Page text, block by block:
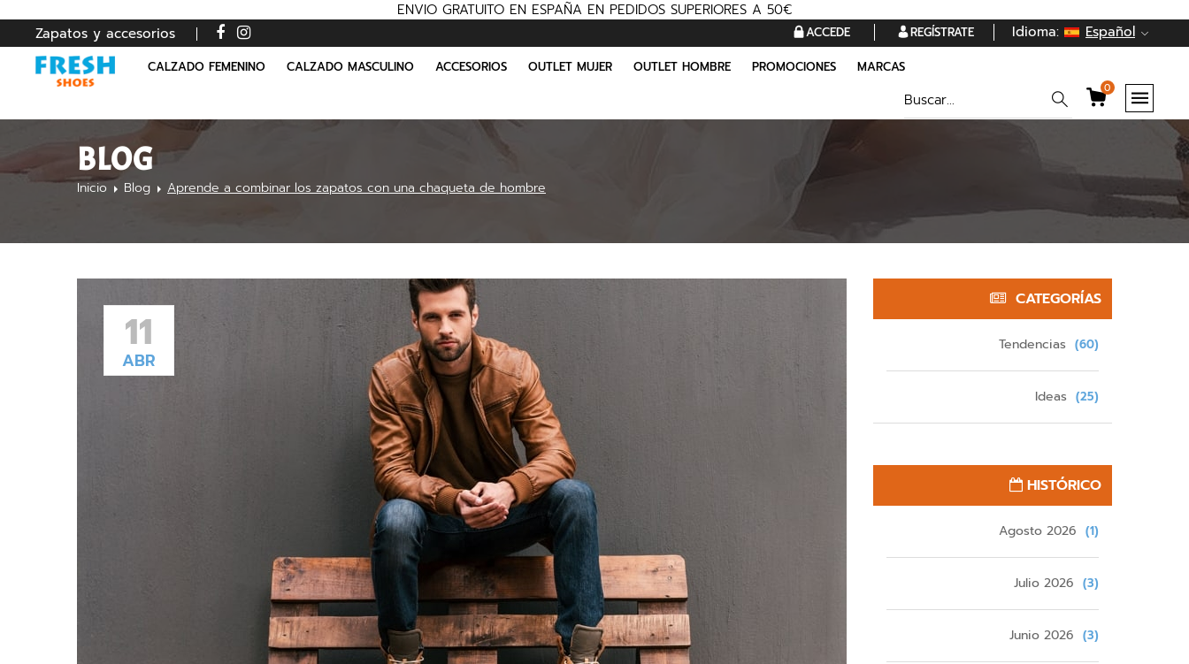
ENVIO GRATUITO EN ESPAÑA EN PEDIDOS SUPERIORES A 50€
Zapatos y accesorios
ACCEDE REGÍSTRATE Idioma: Español
CALZADO FEMENINO CALZADO MASCULINO ACCESORIOS OUTLET MUJER OUTLET HOMBRE PROMOCIONES MARCAS
0
BLOG
Inicio Blog Aprende a combinar los zapatos con una chaqueta de hombre
11
ABR
CATEGORÍAS
Tendencias (60)
Ideas (25)
HISTÓRICO
Agosto 2026 (1)
Julio 2026 (3)
Junio 2026 (3)